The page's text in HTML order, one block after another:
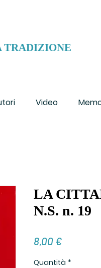
TRADIZIONE
Video
LA
N.S. n. 19
8,00 €Prezzo
Quantità *